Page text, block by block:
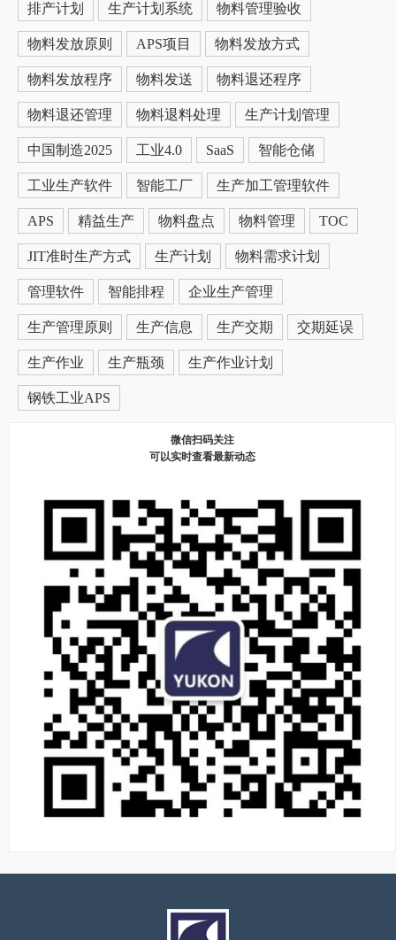
排产计划 生产计划系统 物料管理验收
物料发放原则 APS项目 物料发放方式
物料发放程序 物料发送 物料退还程序
物料退还管理 物料退料处理 生产计划管理
中国制造2025 工业4.0 SaaS 智能仓储
工业生产软件 智能工厂 生产加工管理软件
APS 精益生产 物料盘点 物料管理 TOC
JIT准时生产方式 生产计划 物料需求计划
管理软件 智能排程 企业生产管理
生产管理原则 生产信息 生产交期 交期延误
生产作业 生产瓶颈 生产作业计划
钢铁工业APS
微信扫码关注
可以实时查看最新动态